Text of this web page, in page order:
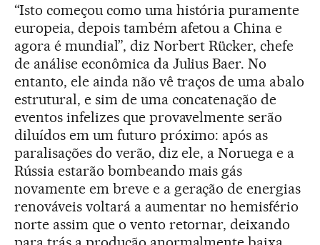
“Isto começou como uma história puramente
europeia, depois também afetou a China e
agora é mundial”, diz Norbert Rücker, chefe
de análise econômica da Julius Baer. No
entanto, ele ainda não vê traços de uma abalo
estrutural, e sim de uma concatenação de
eventos infelizes que provavelmente serão
diluídos em um futuro próximo: após as
paralisações do verão, diz ele, a Noruega e a
Rússia estarão bombeando mais gás
novamente em breve e a geração de energias
renováveis voltará a aumentar no hemisfério
norte assim que o vento retornar, deixando